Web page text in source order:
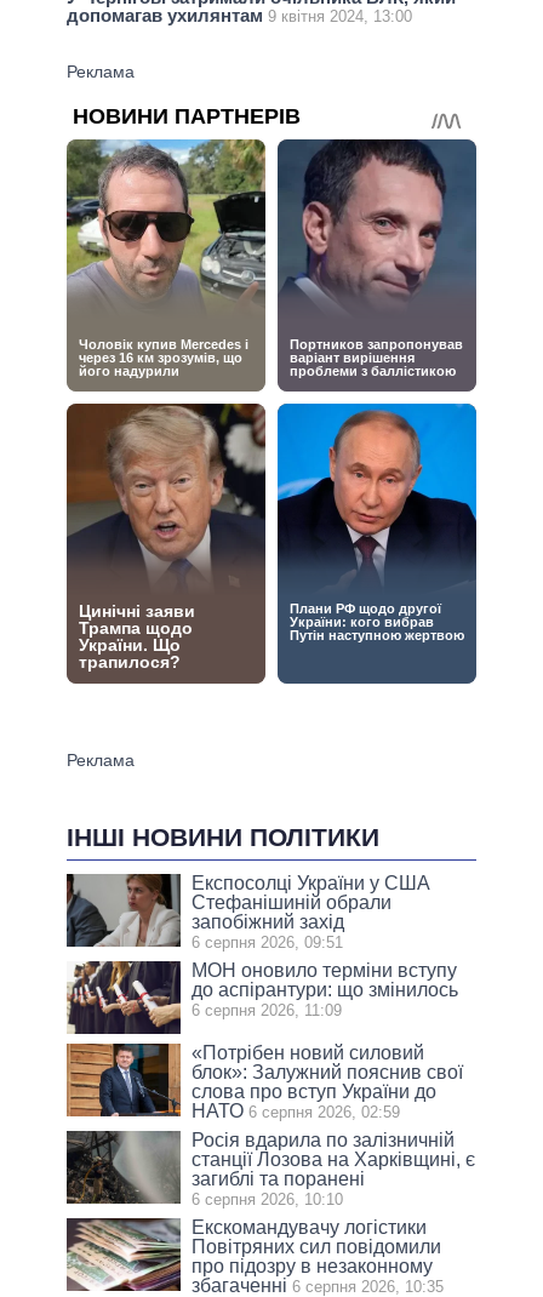
допомагав ухилянтам 9 квітня 2024, 13:00
ІНШІ НОВИНИ ПОЛІТИКИ
Експосолці України у США
Стефанішиній обрали
запобіжний захід
6 серпня 2026, 09:51
МОН оновило терміни вступу
до аспірантури: що змінилось
6 серпня 2026, 11:09
«Потрібен новий силовий
блок»: Залужний пояснив свої
слова про вступ України до
НАТО 6 серпня 2026, 02:59
Росія вдарила по залізничній
станції Лозова на Харківщині, є
загиблі та поранені
6 серпня 2026, 10:10
Екскомандувачу логістики
Повітряних сил повідомили
про підозру в незаконному
збагаченні 6 серпня 2026, 10:35